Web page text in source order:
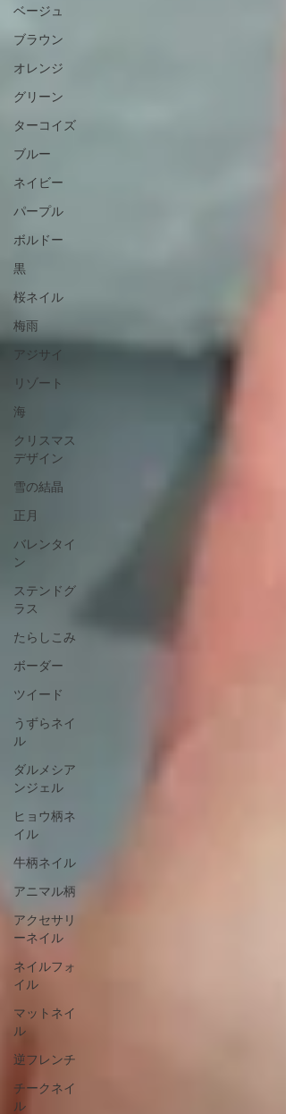
ベージュ
ブラウン
オレンジ
グリーン
ターコイズ
ブルー
ネイビー
パープル
ボルドー
黒
桜ネイル
梅雨
アジサイ
リゾート
海
クリスマス
デザイン
雪の結晶
正月
バレンタイ
ン
ステンドグ
ラス
たらしこみ
ボーダー
ツイード
うずらネイ
ル
ダルメシア
ンジェル
ヒョウ柄ネ
イル
牛柄ネイル
アニマル柄
アクセサリ
ーネイル
ネイルフォ
イル
マットネイ
ル
逆フレンチ
チークネイ
ル